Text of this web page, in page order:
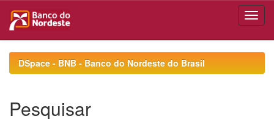
navigationDSpace - BNB - Banco do Nordeste do Brasil
Pesquisar